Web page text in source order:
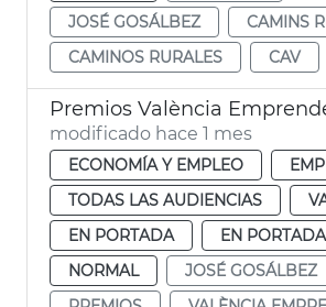
JOSÉ GOSÁLBEZ
CAMINS
CAMINOS RURALES
CAV
Premios València
modificado hace 1 mes
ECONOMÍA Y EMPLEO
TODAS LAS AUDIENCIAS
EN PORTADA
EN
NORMAL
JOSÉ GOSÁLBEZ